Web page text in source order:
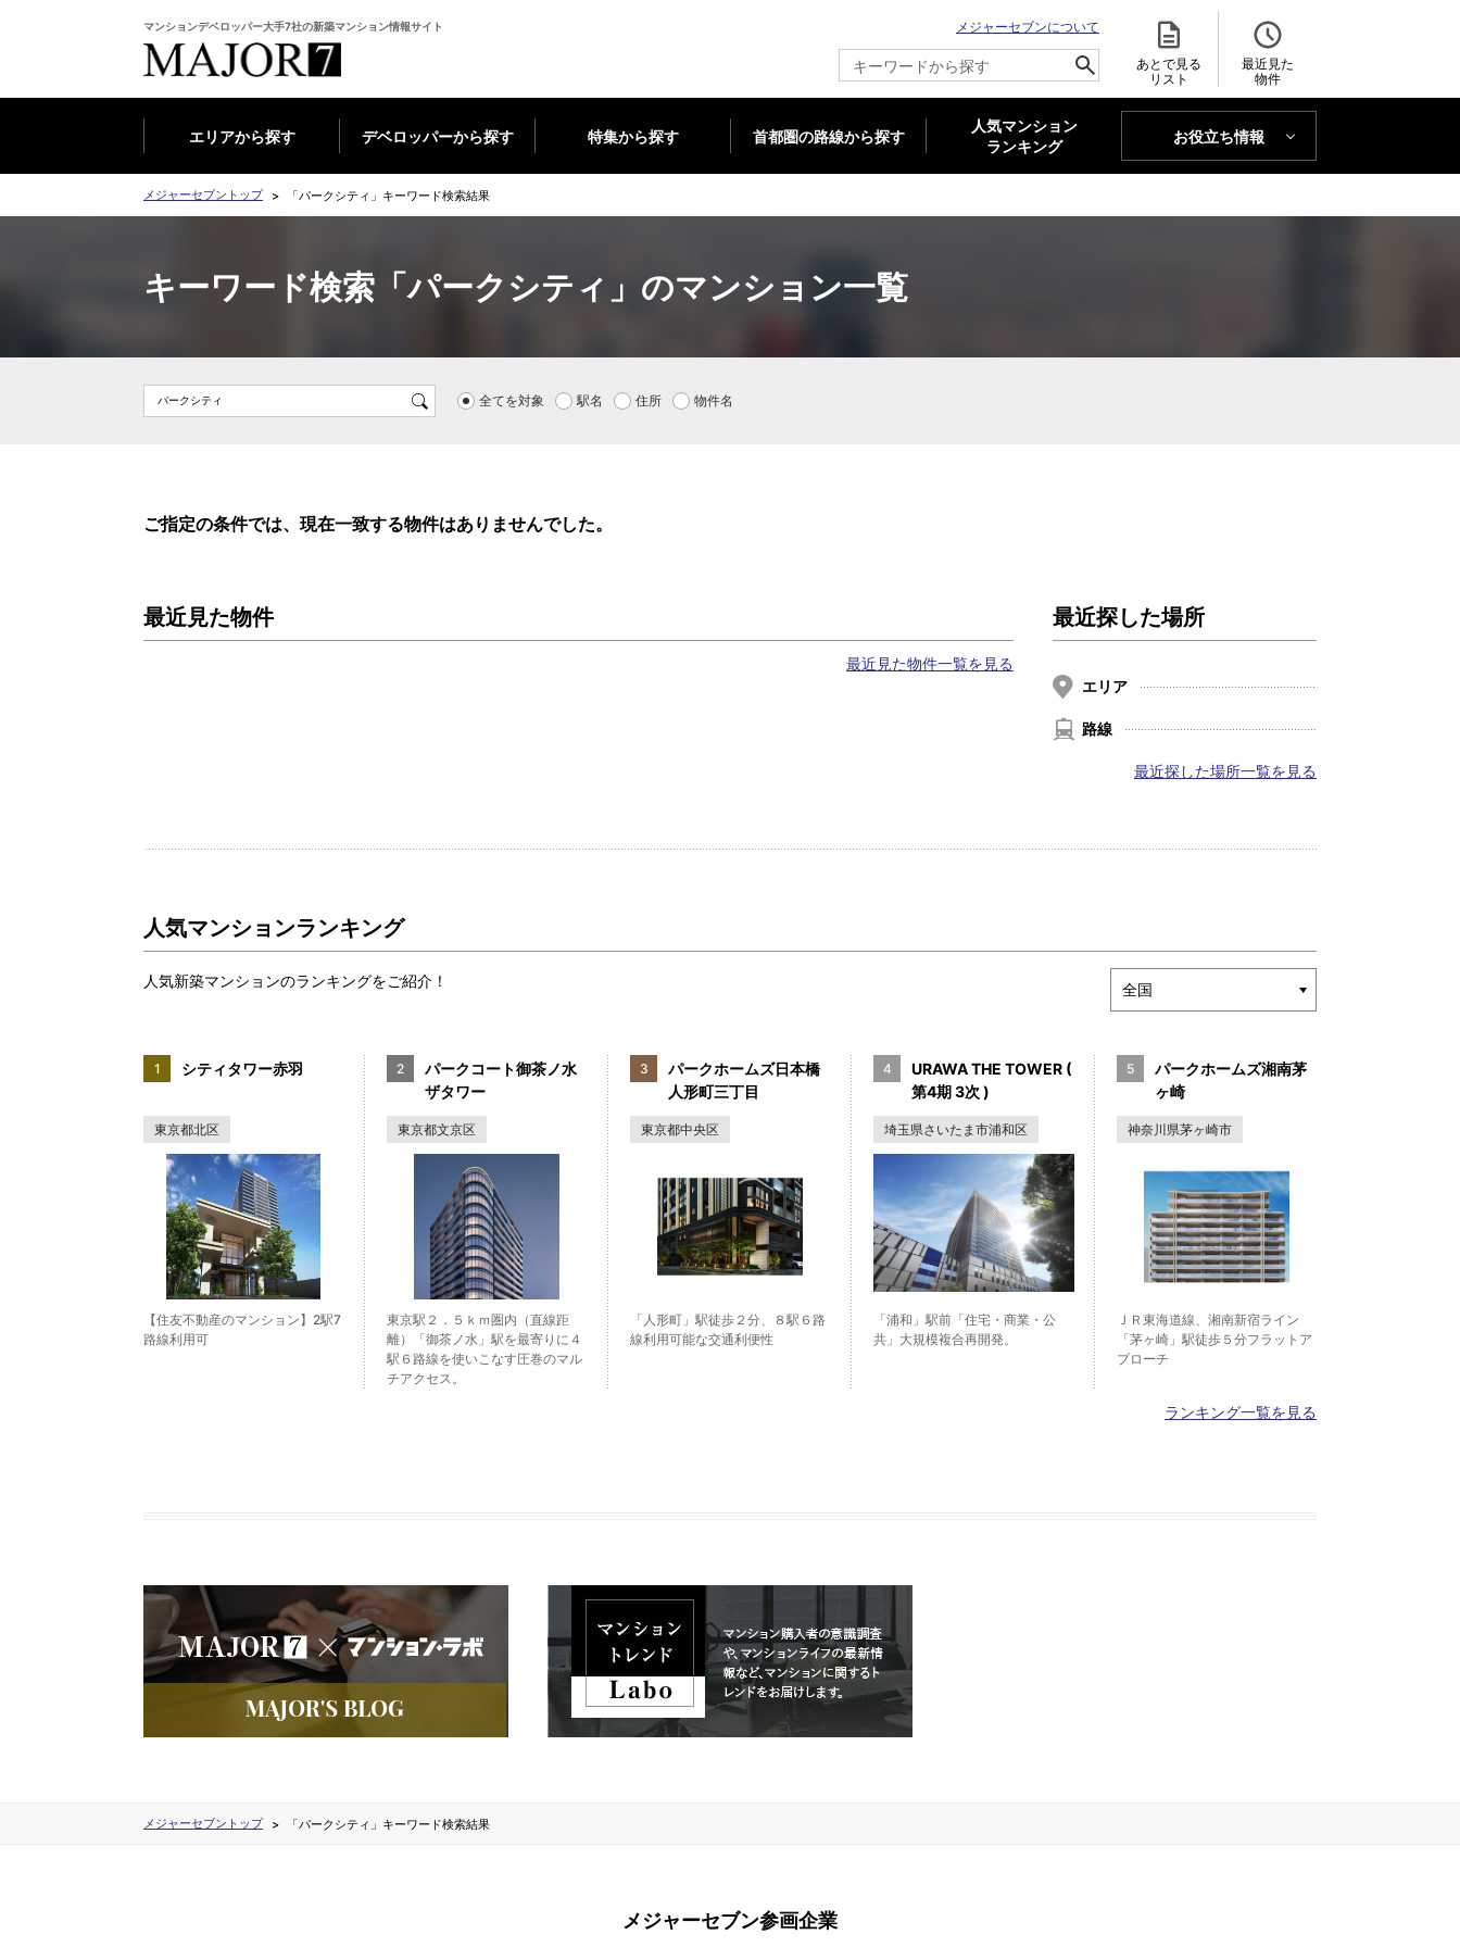
マンションデベロッパー大手7社の新築マンション情報サイト
メジャーセブンについて
あとで見る
リスト
最近見た
物件
エリアから探す デベロッパーから探す 特集から探す 首都圏の路線から探す
人気マンション
ランキング
お役立ち情報
MAJOR'S BLOG
メジャーセブントップ 「パークシティ」キーワード検索結果
キーワード検索「パークシティ」のマンション一覧
全てを対象 駅名 住所 物件名
ご指定の条件では、現在一致する物件はありませんでした。
最近見た物件
最近見た物件一覧を見る
最近探した場所
エリア
路線
最近探した場所一覧を見る
人気マンションランキング
人気新築マンションのランキングをご紹介！
シティタワー赤羽
東京都北区
【住友不動産のマンション】2駅7
路線利用可
パークコート御茶ノ水
ザタワー
東京都文京区
東京駅２．５ｋｍ圏内（直線距
離）「御茶ノ水」駅を最寄りに４
駅６路線を使いこなす圧巻のマル
チアクセス。
パークホームズ日本橋
人形町三丁目
東京都中央区
「人形町」駅徒歩２分、８駅６路
線利用可能な交通利便性
URAWA THE TOWER (
第4期 3次 )
埼玉県さいたま市浦和区
「浦和」駅前「住宅・商業・公
共」大規模複合再開発。
パークホームズ湘南茅
ヶ崎
神奈川県茅ヶ崎市
ＪＲ東海道線、湘南新宿ライン
「茅ヶ崎」駅徒歩５分フラットア
プローチ
ランキング一覧を見る
メジャーセブントップ 「パークシティ」キーワード検索結果
メジャーセブン参画企業